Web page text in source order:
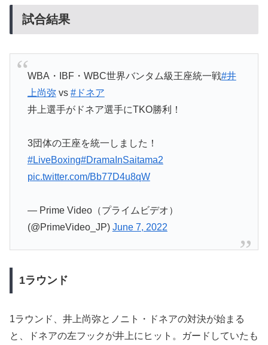
試合結果
WBA・IBF・WBC世界バンタム級王座統一戦#井
上尚弥vs #ドネア
井上選手がドネア選手にTKO勝利！
3団体の王座を統一しました！
#LiveBoxing#DramaInSaitama2
pic.twitter.com/Bb77D4u8qW
— Prime Video（プライムビデオ）
(@PrimeVideo_JP) June 7, 2022
1ラウンド
1ラウンド、井上尚弥とノニト・ドネアの対決が始まる
と、ドネアの左フックが井上にヒット。ガードしていたも